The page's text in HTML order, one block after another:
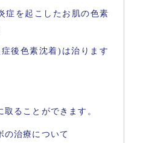
症を起こしたお肌の色素
後色素沈着)は治ります
ることができます。
の治療について